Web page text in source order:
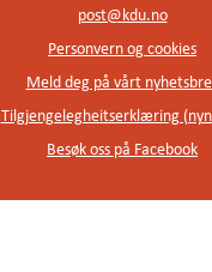
post@kdu.no
Personvern og cookies
Meld deg på vårt
Tilgjengelegheitserklæring
Besøk oss på Facebook